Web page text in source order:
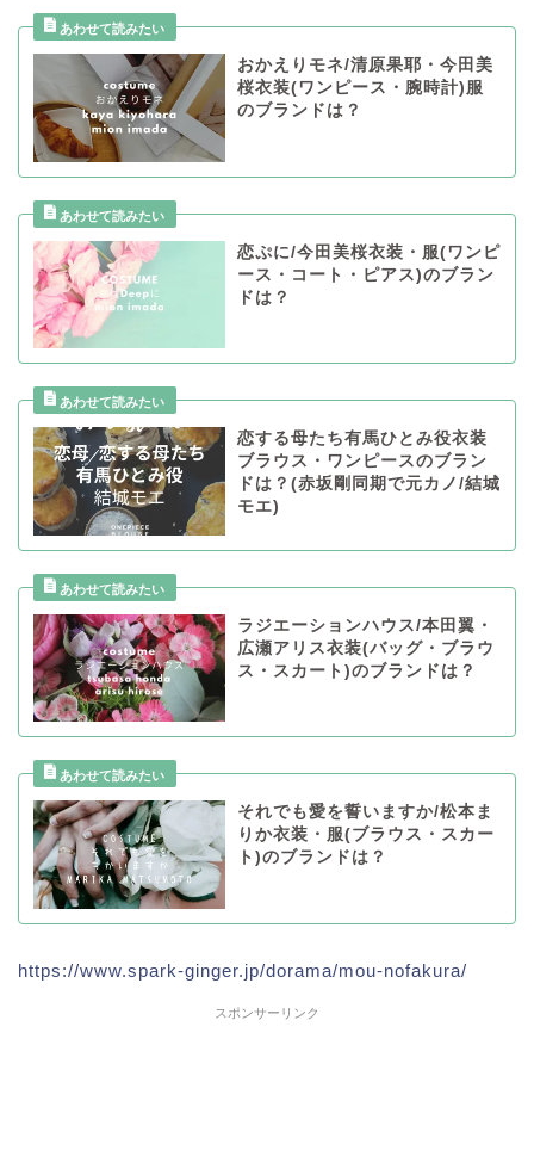
おかえりモネ/清原果耶・今田美
桜衣装(ワンピース・腕時計)服
のブランドは？
恋ぷに/今田美桜衣装・服(ワンピ
ース・コート・ピアス)のブラン
ドは？
恋する母たち有馬ひとみ役衣装
ブラウス・ワンピースのブラン
ドは？(赤坂剛同期で元カノ/結城
モエ)
ラジエーションハウス/本田翼・
広瀬アリス衣装(バッグ・ブラウ
ス・スカート)のブランドは？
それでも愛を誓いますか/松本ま
りか衣装・服(ブラウス・スカー
ト)のブランドは？
https://www.spark-ginger.jp/dorama/mou-nofakura/
スポンサーリンク